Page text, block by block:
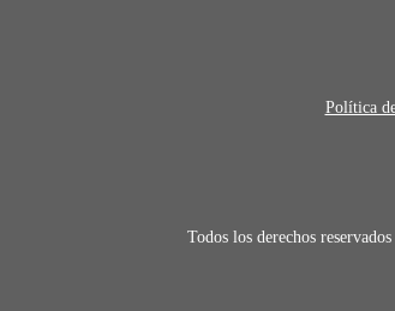
Política
Todos los derechos